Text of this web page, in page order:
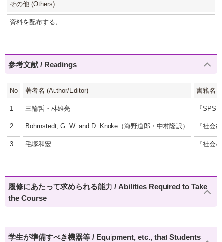
その他 (Others)
資料を配布する。
参考文献 / Readings
No 著者名 (Author/Editor) 書籍名
1 三輪哲・林雄亮 『
2 Bohrnstedt, G. W. and D. Knoke（海野道郎・中村隆訳） 『社会
3 毛塚和宏 『社会
履修にあたって求められる能力 / Abilities Required to Take
the Course
学生が準備すべき機器等 / Equipment, etc., that Students